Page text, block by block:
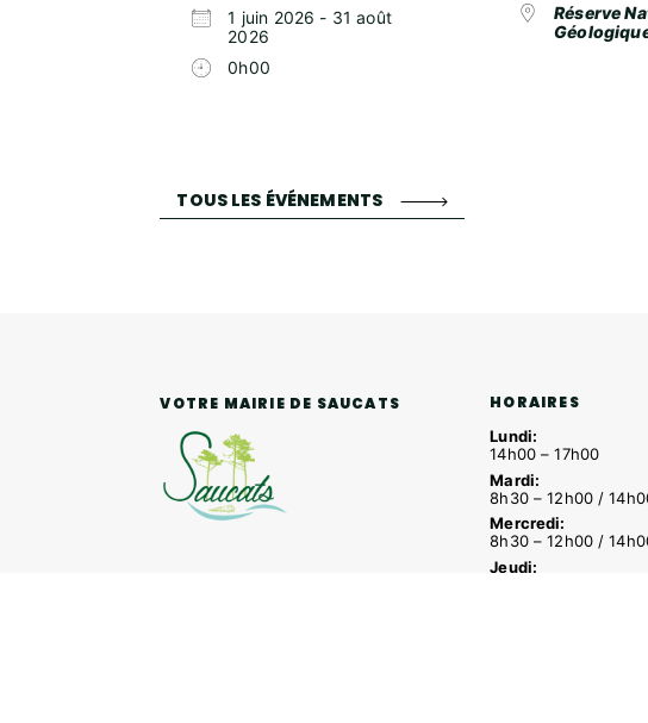
1 juin 2026 - 31 août
2026
0h00
Réserve
TOUS LES ÉVÉNEMENTS
VOTRE MAIRIE DE SAUCATS HORAIRES
Lundi:
14h00 – 17h00
Mardi:
8h30 – 12h00 /
Mercredi:
8h30 – 12h00 /
Jeudi: